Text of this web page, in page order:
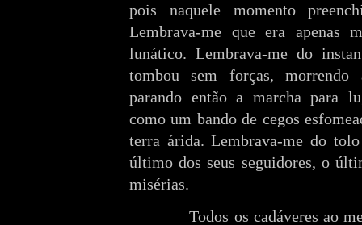
pois naquele momento
Lembrava-me que era apenas
lunático. Lembrava-me do
tombou sem forças, morrendo
parando então a marcha para
como um bando de cegos
terra árida. Lembrava-me do
último dos seus seguidores, o
misérias.
Todos os cadáveres ao